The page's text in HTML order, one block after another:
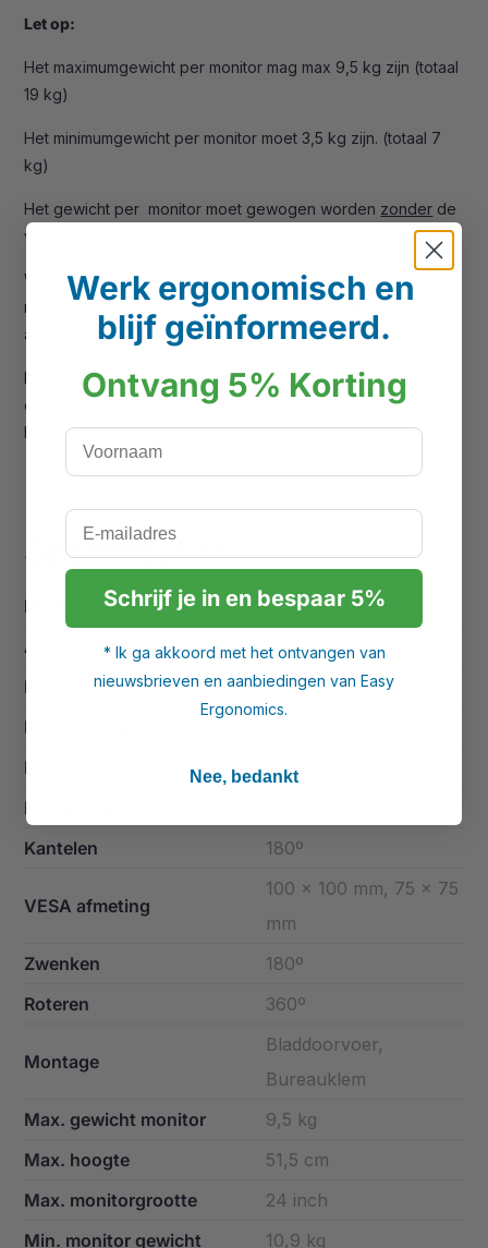
Let op:
Het maximumgewicht per monitor mag max 9,5 kg zijn (totaal
19 kg)
Het minimumgewicht per monitor moet 3,5 kg zijn. (totaal 7
kg)
Het gewicht per monitor moet gewogen worden zonder de
voet van de monitor,
Wilt u advies over welke Devia Double geschikt is voor uw
monitoren, neemt u dan contact op met één van onze
adviseurs.
Let op: niet geschikt voor grote curved schermen. Neem
contact op voor advies indien u een groot curved scherm
heeft.
Specificaties
Merk
Filex
Aantal monitoren
2 monitoren
Bereik bladdoorvoer
1 - 6 cm
Bereik bureauklem
Diepte instelling
59 cm
Flexplek (gasveer)
Kantelen
180º
VESA afmeting
100 x 100 mm, 75 x 75
mm
Zwenken
180º
Roteren
360º
Montage
Bladdoorvoer,
Bureauklem
Max. gewicht monitor
9,5 kg
Max. hoogte
51,5 cm
Max. monitorgrootte
24 inch
Min. monitor gewicht
10,9 kg
Werk ergonomisch en
blijf geïnformeerd.
Ontvang 5% Korting
Voornaam
E-mailadres
Schrijf je in en bespaar 5%
* Ik ga akkoord met het ontvangen van
nieuwsbrieven en aanbiedingen van Easy
Ergonomics.
Nee, bedankt